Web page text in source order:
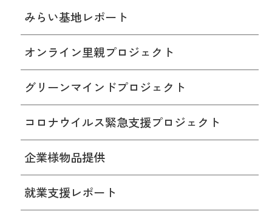
みらい基地レポート
オンライン里親プロジェクト
グリーンマインドプロジェクト
コロナウイルス緊急支援プロジェクト
企業様物品提供
就業支援レポート